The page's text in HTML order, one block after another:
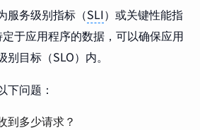
服务级别指标（SLI）或关键性能指
于应用程序的数据，可以确保应用
目标（SLO）内。
下问题：
到多少请求？